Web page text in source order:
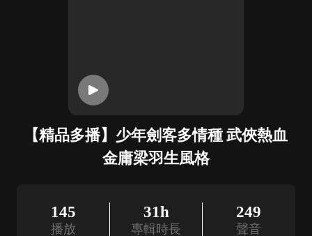
【精品多播】少年劍客多情種 武俠熱血
金庸梁羽生風格
145
播放
31h
專輯時長
249
聲音